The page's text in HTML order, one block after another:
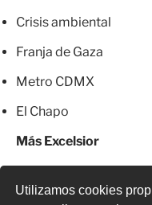
Utilizamos cookies
Crisis ambiental
Franja de Gaza
Metro CDMX
El Chapo
Más Excelsior
Mujeres